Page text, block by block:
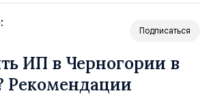
фестивалей и мероприятий.
развит инфраструктурно.
частных...
Подписаться
ИП в Черногории в
Рекомендации